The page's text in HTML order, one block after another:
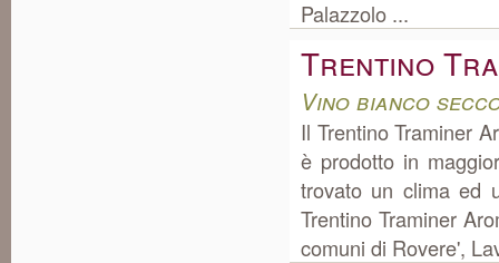
Palazzolo ...
Trentino
Vino bianco
Il Trentino Traminer
è prodotto in
trovato un clima ed
Trentino Traminer
comuni di Rovere',